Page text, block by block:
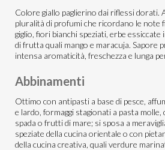
Colore giallo paglierino dai riflessi dorati.
pluralità di profumi che ricordano le note
giglio, fiori bianchi speziati, erbe
di frutta quali mango e maracuja. Sapore
intensa aromaticità, freschezza e lunga
Abbinamenti
Ottimo con antipasti a base di pesce,
e lardo, formaggi stagionati a pasta molle,
spada o frutti di mare; si sposa a
speziate della cucina orientale o con
della cucina creativa, quali verdure